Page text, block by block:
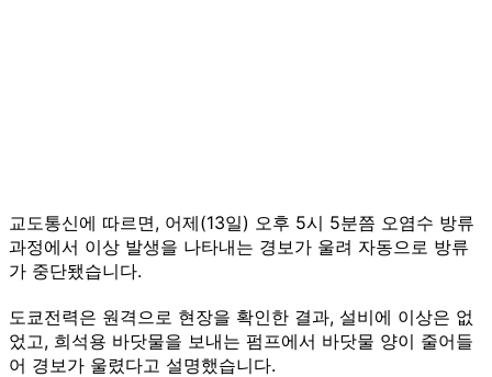
교도통신에 따르면, 어제(13일) 오후 5시 5분쯤 오염수 방류
과정에서 이상 발생을 나타내는 경보가 울려 자동으로 방류
가 중단됐습니다.
도쿄전력은 원격으로 현장을 확인한 결과, 설비에 이상은 없
었고, 희석용 바닷물을 보내는 펌프에서 바닷물 양이 줄어들
어 경보가 울렸다고 설명했습니다.